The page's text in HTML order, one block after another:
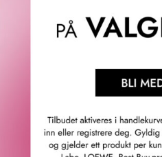
Bunnoter: Gulrotfrøolje beriket
sedertrefraksjon Texas orpur,
Atelier Versace ble etablert i
teknologi. Den
høyeste kvalitet og